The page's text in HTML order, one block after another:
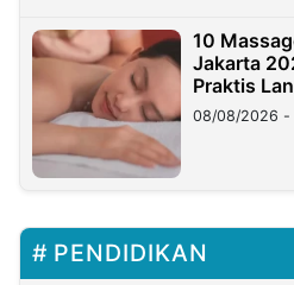
10
Jakarta
Praktis
08/08/2026 -
PENDIDIKAN